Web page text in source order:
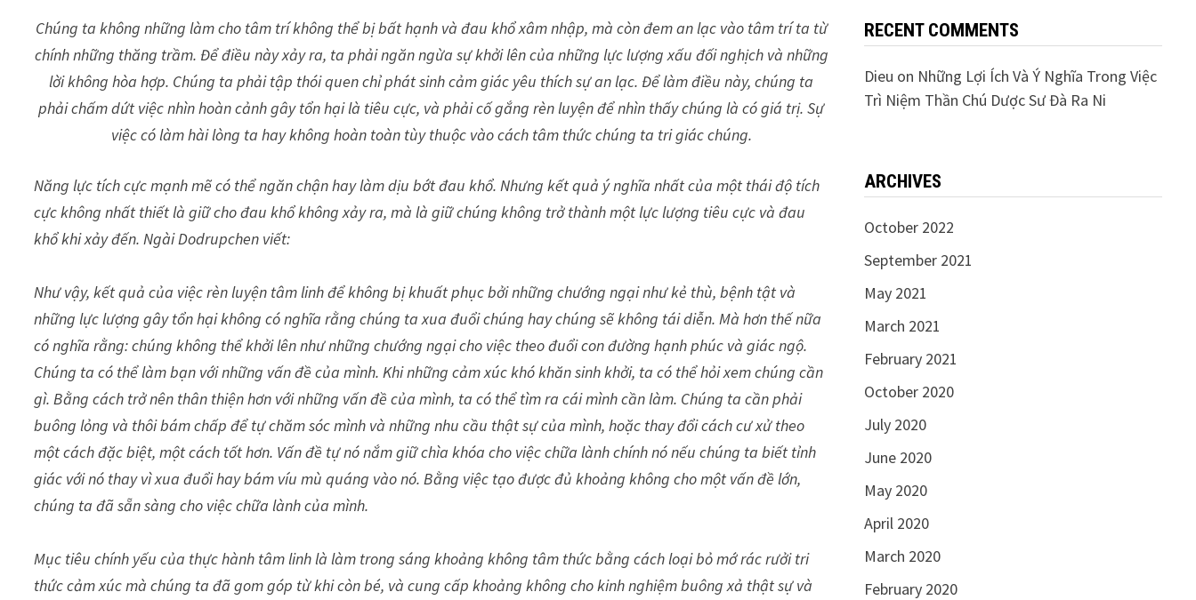
Chúng ta không những làm cho tâm trí không thể bị bất hạnh và đau khổ xâm nhập, mà còn đem an lạc vào tâm trí ta từ
chính những thăng trầm. Để điều này xảy ra, ta phải ngăn ngừa sự khởi lên của những lực lượng xấu đối nghịch và những
lời không hòa hợp. Chúng ta phải tập thói quen chỉ phát sinh cảm giác yêu thích sự an lạc. Để làm điều này, chúng ta
phải chấm dứt việc nhìn hoàn cảnh gây tổn hại là tiêu cực, và phải cố gắng rèn luyện để nhìn thấy chúng là có giá trị. Sự
việc có làm hài lòng ta hay không hoàn toàn tùy thuộc vào cách tâm thức chúng ta tri giác chúng.
Năng lực tích cực mạnh mẽ có thể ngăn chận hay làm dịu bớt đau khổ. Nhưng kết quả ý nghĩa nhất của một thái độ tích
cực không nhất thiết là giữ cho đau khổ không xảy ra, mà là giữ chúng không trở thành một lực lượng tiêu cực và đau
khổ khi xảy đến. Ngài Dodrupchen viết:
Như vậy, kết quả của việc rèn luyện tâm linh để không bị khuất phục bởi những chướng ngại như kẻ thù, bệnh tật và
những lực lượng gây tổn hại không có nghĩa rằng chúng ta xua đuổi chúng hay chúng sẽ không tái diễn. Mà hơn thế nữa
có nghĩa rằng: chúng không thể khởi lên như những chướng ngại cho việc theo đuổi con đường hạnh phúc và giác ngộ.
Chúng ta có thể làm bạn với những vấn đề của mình. Khi những cảm xúc khó khăn sinh khởi, ta có thể hỏi xem chúng cần
gì. Bằng cách trở nên thân thiện hơn với những vấn đề của mình, ta có thể tìm ra cái mình cần làm. Chúng ta cần phải
buông lỏng và thôi bám chấp để tự chăm sóc mình và những nhu cầu thật sự của mình, hoặc thay đổi cách cư xử theo
một cách đặc biệt, một cách tốt hơn. Vấn đề tự nó nắm giữ chìa khóa cho việc chữa lành chính nó nếu chúng ta biết tỉnh
giác với nó thay vì xua đuổi hay bám víu mù quáng vào nó. Bằng việc tạo được đủ khoảng không cho một vấn đề lớn,
chúng ta đã sẵn sàng cho việc chữa lành của mình.
Mục tiêu chính yếu của thực hành tâm linh là làm trong sáng khoảng không tâm thức bằng cách loại bỏ mớ rác rưởi tri
thức cảm xúc mà chúng ta đã gom góp từ khi còn bé, và cung cấp khoảng không cho kinh nghiệm buông xả thật sự và
RECENT COMMENTS
Dieu on Những Lợi Ích Và Ý Nghĩa Trong Việc
Trì Niệm Thần Chú Dược Sư Đà Ra Ni
ARCHIVES
October 2022
September 2021
May 2021
March 2021
February 2021
October 2020
July 2020
June 2020
May 2020
April 2020
March 2020
February 2020